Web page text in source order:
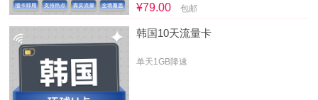
¥79.00 包邮
韩国10天流量卡
单天1GB降速